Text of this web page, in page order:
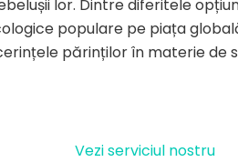
lor. Dintre diferitele
populare pe piața
părinților în materie de
Vezi serviciul nostru